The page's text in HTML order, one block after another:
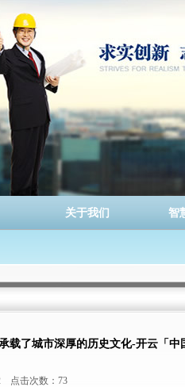
关于我们 智
载了城市深厚的历史文化-开云「
点击次数：73